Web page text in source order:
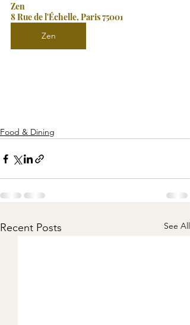
Zen
8 Rue de l'Échelle, Paris 75001
Zen
Food & Dining
Recent Posts See All